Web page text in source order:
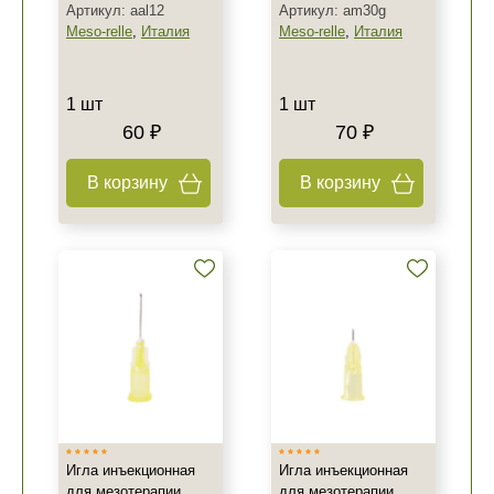
Артикул: aal12
Meso-relle, Италия
1 шт
60 ₽
В корзину
Артикул: am30g
Meso-relle, Италия
1 шт
70 ₽
В корзину
Игла инъекционная
Игла инъекционная